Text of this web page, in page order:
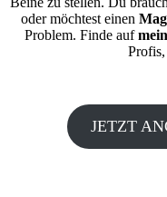
oder möchtest einen
Problem. Finde auf
Profis,
JETZT